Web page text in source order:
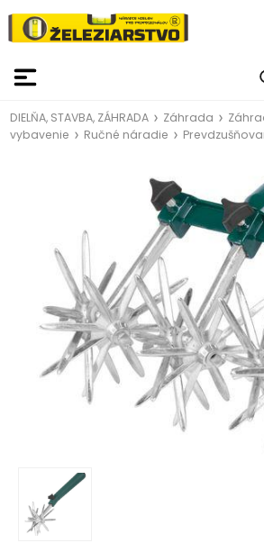
DIELŇA, STAVBA, ZÁHRADA Záhrada
vybavenie
Ručné náradie